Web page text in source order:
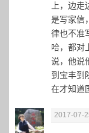
上，边
是写家信
律也不准
哈，都对
说，他说
到宝丰到
在才知道
2017-07-